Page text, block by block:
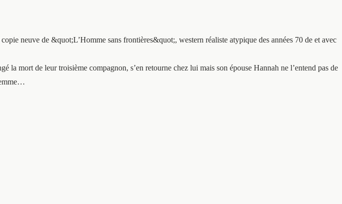
neuve de &quot;L’Homme sans frontières&quot;, western réaliste atypique des années 70 de et avec
mort de leur troisième compagnon, s’en retourne chez lui mais son épouse Hannah ne l’entend pas de